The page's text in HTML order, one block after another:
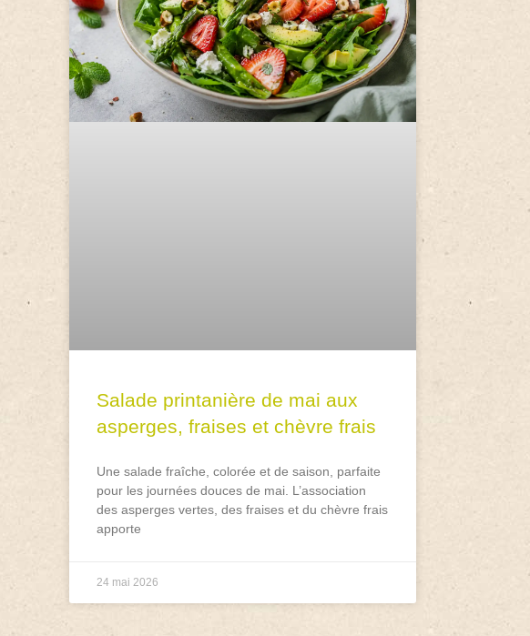
Salade printanière de mai aux
asperges, fraises et chèvre frais
Une salade fraîche, colorée et de saison, parfaite
pour les journées douces de mai. L’association
des asperges vertes, des fraises et du chèvre frais
apporte
24 mai 2026